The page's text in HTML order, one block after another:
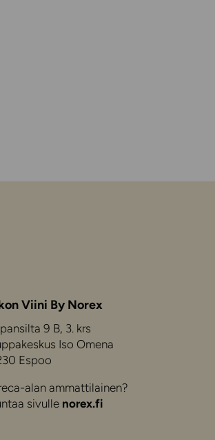
Viini By Norex
9 B, 3. krs
Iso Omena
Espoo
alan ammattilainen?
sivulle norex.fi